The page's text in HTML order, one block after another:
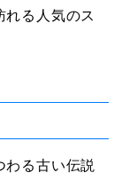
れる人気のス
わる古い伝説